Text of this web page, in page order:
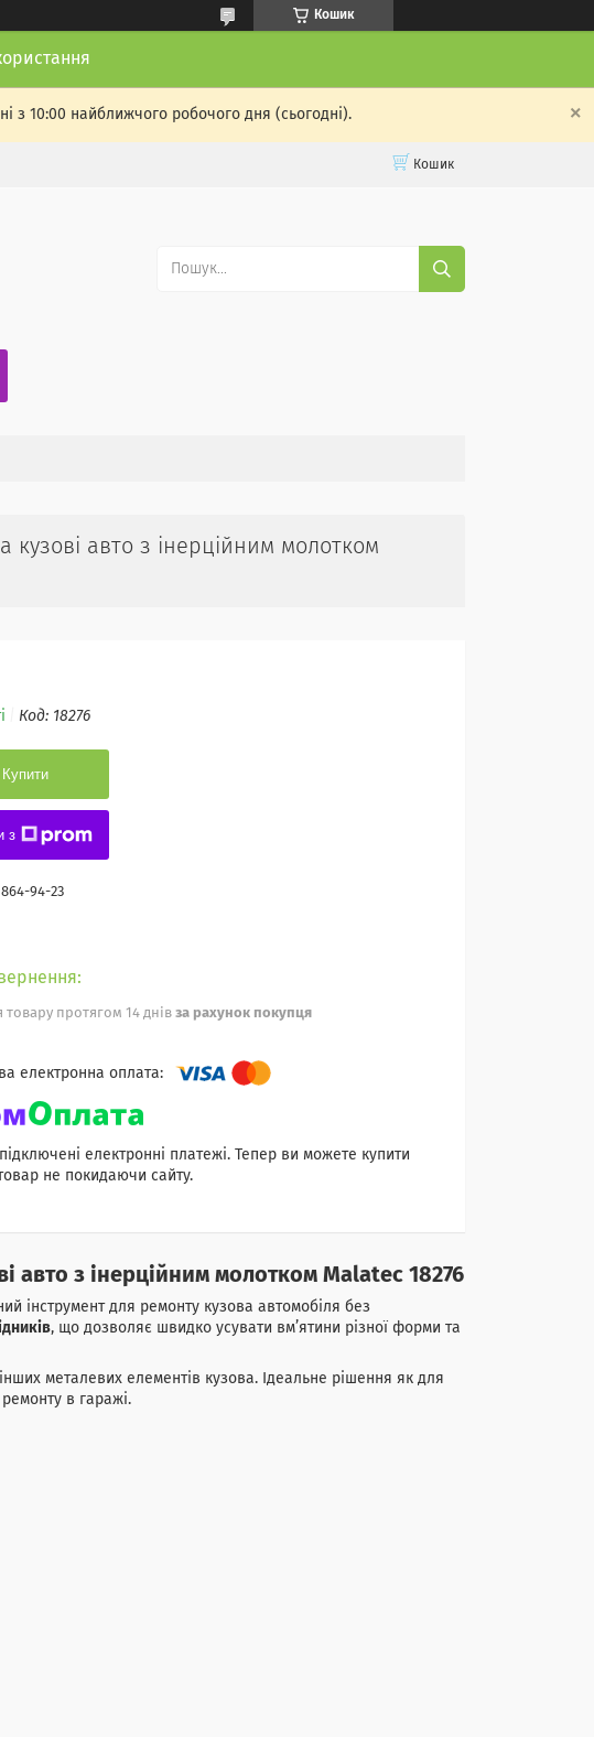
Кошик
з 10:00 найближчого робочого дня (сьогодні).
Кошик
авто з інерційним молотком
Код: 18276
Купити
з
94-23
протягом 14 днів за рахунок покупця
електронні платежі. Тепер ви можете купити
не покидаючи сайту.
авто з інерційним молотком Malatec 18276
інструмент для ремонту кузова автомобіля без
, що дозволяє швидко усувати вм’ятини різної форми та
металевих елементів кузова. Ідеальне рішення як для
в гаражі.